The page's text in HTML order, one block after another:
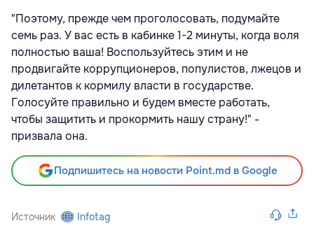
"Поэтому, прежде чем проголосовать, подумайте
семь раз. У вас есть в кабинке 1-2 минуты, когда воля
полностью ваша! Воспользуйтесь этим и не
продвигайте коррупционеров, популистов, лжецов и
дилетантов к кормилу власти в государстве.
Голосуйте правильно и будем вместе работать,
чтобы защитить и прокормить нашу страну!" -
призвала она.
Подпишитесь на новости Point.md в Google
Источник Infotag